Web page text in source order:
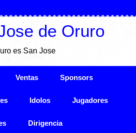
de Oruro
es San Jose
Ventas Sponsors
Idolos Jugadores
Dirigencia